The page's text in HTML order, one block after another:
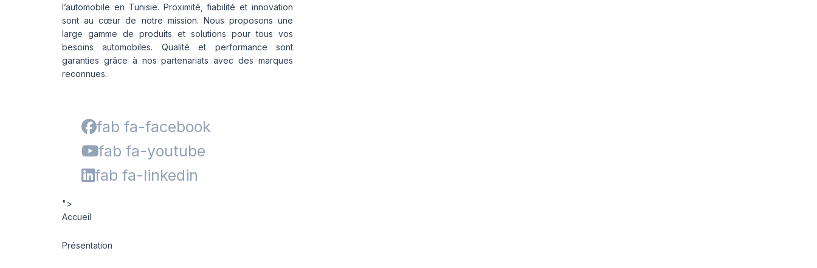
l’automobile en Tunisie. Proximité, fiabilité et innovation
sont au cœur de notre mission. Nous proposons une
large gamme de produits et solutions pour tous vos
besoins automobiles. Qualité et performance sont
garanties grâce à nos partenariats avec des marques
reconnues.
fab fa-facebook
fab fa-youtube
fab fa-linkedin
">
Accueil
Présentation